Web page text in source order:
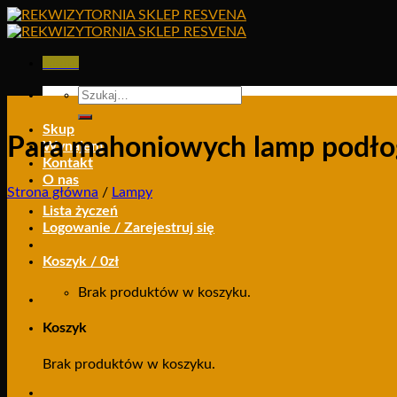
Skip
to
Szukaj:
Skup
Wynajem
Kontakt
O nas
Lista życzeń
Logowanie / Zarejestruj się
Koszyk / 0zł
Brak produktów w koszyku.
Koszyk
Brak produktów w koszyku.
Para mahoniowych lamp
Strona główna / Lampy